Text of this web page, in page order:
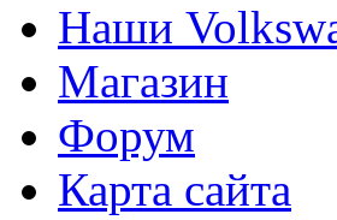
Наши
Магазин
Форум
Карта сайта